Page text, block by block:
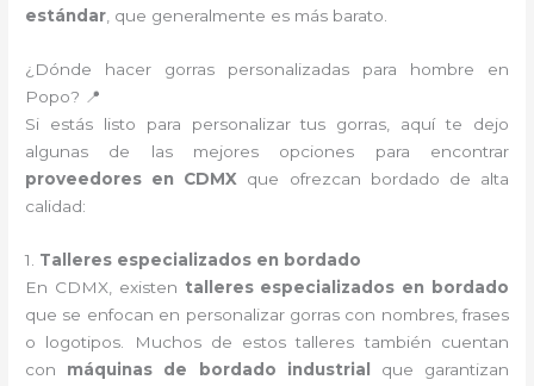
estándar, que generalmente es más barato.
¿Dónde hacer gorras personalizadas para hombre en
Popo? 📍
Si estás listo para personalizar tus gorras, aquí te dejo
algunas de las mejores opciones para encontrar
proveedores en CDMX que ofrezcan bordado de alta
calidad:
1. Talleres especializados en bordado
En CDMX, existen talleres especializados en bordado
que se enfocan en personalizar gorras con nombres, frases
o logotipos. Muchos de estos talleres también cuentan
con máquinas de bordado industrial
que garantizan